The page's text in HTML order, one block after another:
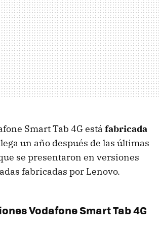
Smart Tab 4G está fabricada
un año después de las últimas
se presentaron en versiones
fabricadas por Lenovo.
Vodafone Smart Tab 4G